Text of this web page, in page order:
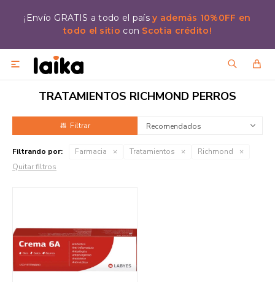
¡Envío GRATIS a todo el paísy además 10%0FF en
todo el sitio con Scotia crédito!

TRATAMIENTOS RICHMOND PERROS
Recomendados
Filtrando por: Farmacia Tratamientos
Richmond
Quitar filtros